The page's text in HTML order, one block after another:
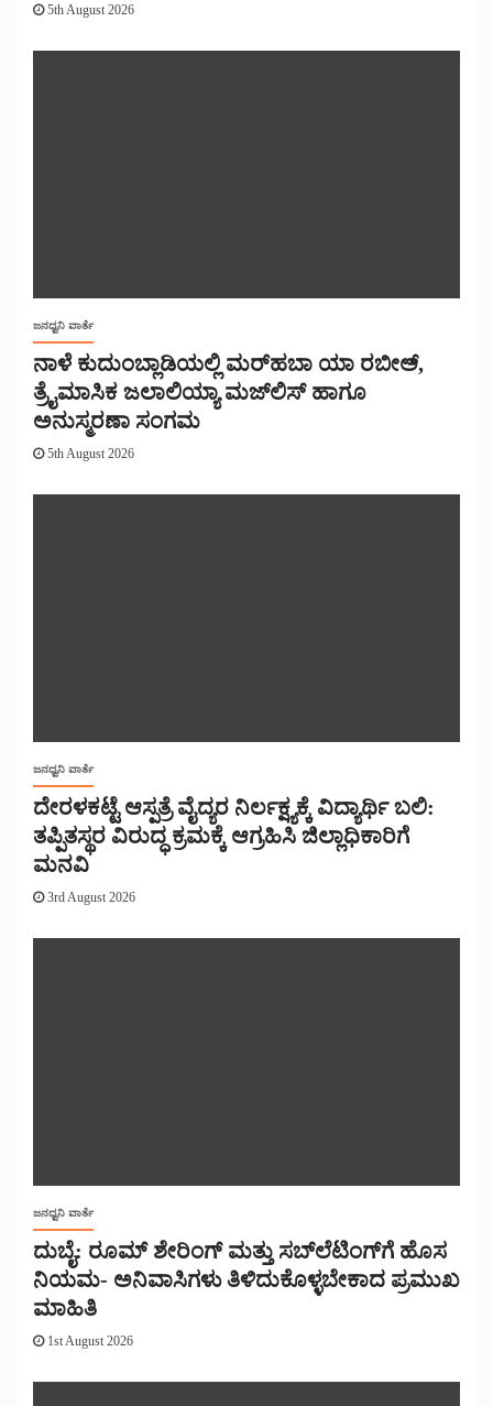
5th August 2026
ಜನಧ್ವನಿ ವಾರ್ತೆ
ನಾಳೆ ಕುದುಂಬ್ಲಾಡಿಯಲ್ಲಿ ಮರ್‌‌ಹಬಾ ಯಾ ರಬೀಅ್,
ತ್ರೈಮಾಸಿಕ ಜಲಾಲಿಯ್ಯಾ ಮಜ್‌‌ಲಿಸ್‌‌ ಹಾಗೂ
ಅನುಸ್ಮರಣಾ ಸಂಗಮ
5th August 2026
ಜನಧ್ವನಿ ವಾರ್ತೆ
ದೇರಳಕಟ್ಟೆ ಆಸ್ಪತ್ರೆ ವೈದ್ಯರ ನಿರ್ಲಕ್ಷ್ಯಕ್ಕೆ ವಿದ್ಯಾರ್ಥಿ ಬಲಿ:
ತಪ್ಪಿತಸ್ಥರ ವಿರುದ್ಧ ಕ್ರಮಕ್ಕೆ ಆಗ್ರಹಿಸಿ ಜಿಲ್ಲಾಧಿಕಾರಿಗೆ
ಮನವಿ
3rd August 2026
ಜನಧ್ವನಿ ವಾರ್ತೆ
ದುಬೈ: ರೂಮ್ ಶೇರಿಂಗ್ ಮತ್ತು ಸಬ್‌ಲೆಟಿಂಗ್‌ಗೆ ಹೊಸ
ನಿಯಮ- ಅನಿವಾಸಿಗಳು ತಿಳಿದುಕೊಳ್ಳಬೇಕಾದ ಪ್ರಮುಖ
ಮಾಹಿತಿ
1st August 2026